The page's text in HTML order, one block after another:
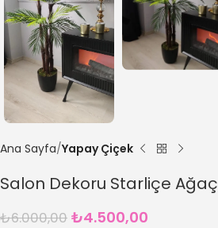
Ana Sayfa Yapay Çiçek
Salon Dekoru Starliçe Ağaç
₺6.000,00 ₺4.500,00